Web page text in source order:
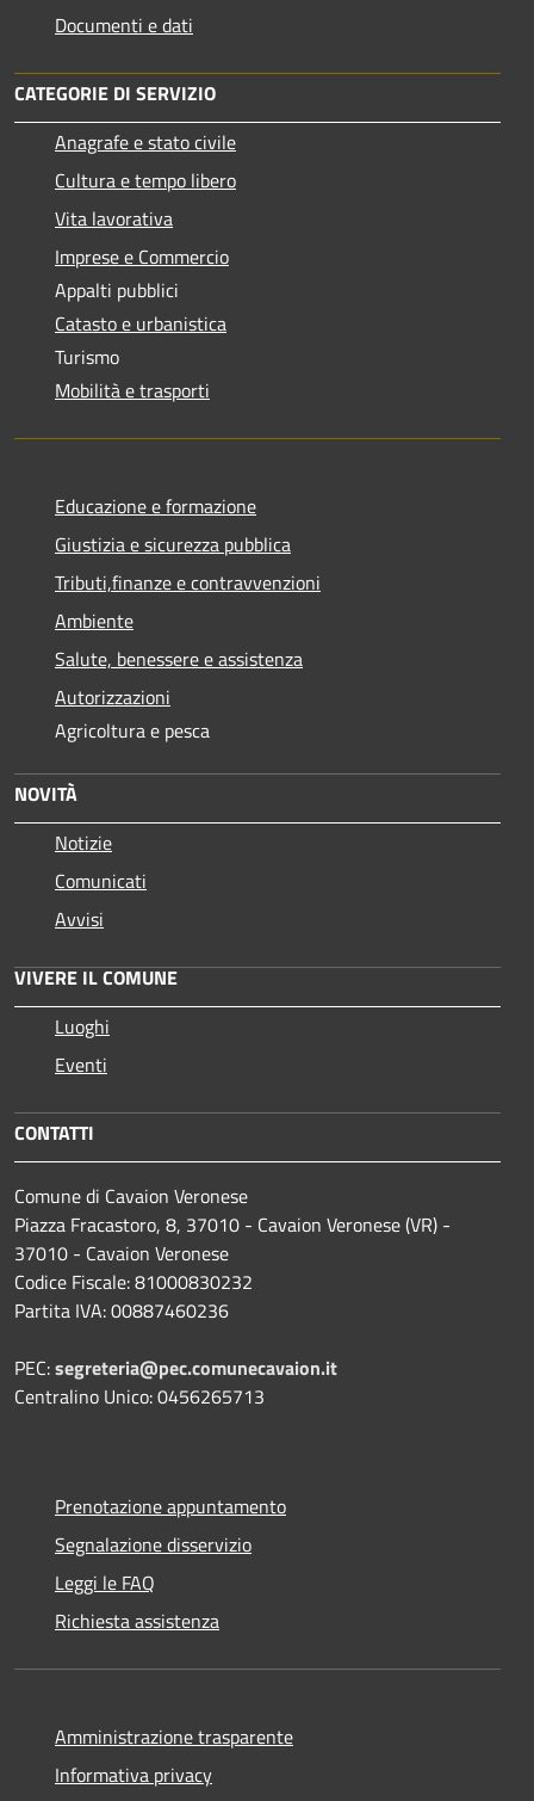
Documenti e dati
CATEGORIE DI SERVIZIO
Anagrafe e stato civile
Cultura e tempo libero
Vita lavorativa
Imprese e Commercio
Appalti pubblici
Catasto e urbanistica
Turismo
Mobilità e trasporti
Educazione e formazione
Giustizia e sicurezza pubblica
Tributi,finanze e contravvenzioni
Ambiente
Salute, benessere e assistenza
Autorizzazioni
Agricoltura e pesca
NOVITÀ
Notizie
Comunicati
Avvisi
VIVERE IL COMUNE
Luoghi
Eventi
CONTATTI
Comune di Cavaion Veronese
Piazza Fracastoro, 8, 37010 - Cavaion Veronese (VR) -
37010 - Cavaion Veronese
Codice Fiscale: 81000830232
Partita IVA: 00887460236
PEC:segreteria@pec.comunecavaion.it
Centralino Unico: 0456265713
Prenotazione appuntamento
Segnalazione disservizio
Leggi le FAQ
Richiesta assistenza
Amministrazione trasparente
Informativa privacy